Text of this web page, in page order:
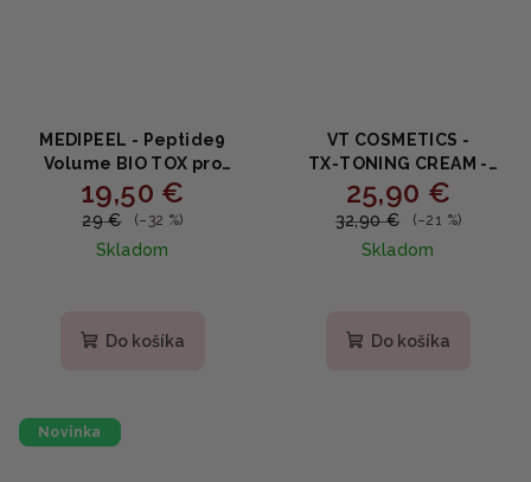
MEDIPEEL - Peptide9
Volume BIO TOX pro
Grinding Ampoule Balm -
Vyplňujúci peptidový
balzam s peptidmi a
hyalurónom 14g
19,50 €
29 € (–32 %)
Skladom
produktu
Do košíka
VT COSMETICS -
TX‑TONING CREAM -
Rozjasňujúci krém s
tranexamovou kyselinou
25,90 €
32,90 € (–21 %)
Skladom
produktu
Do košíka
Novinka